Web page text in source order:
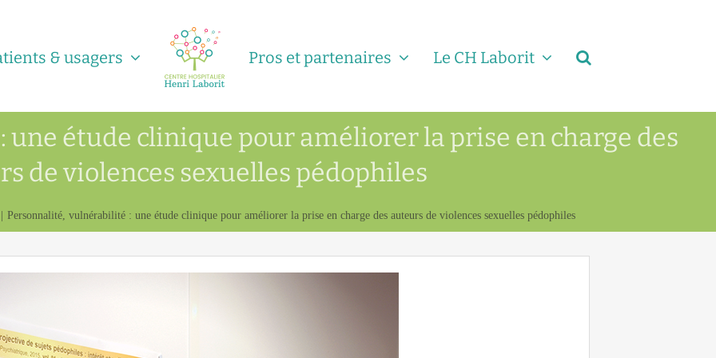
& usagers Pros et partenaires Le CH Laborit
étude clinique pour améliorer la prise en charge des
de violences sexuelles pédophiles
Personnalité, vulnérabilité : une étude clinique pour améliorer la prise en charge des auteurs de violences sexuelles pédophiles